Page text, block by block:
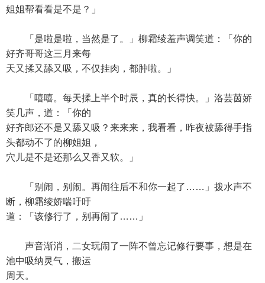
姐姐帮看看是不是？」
「是啦是啦，当然是了。」柳霜绫羞声调笑道：「你的
好齐哥哥这三月来每
天又揉又舔又吸，不仅挂肉，都肿啦。」
「嘻嘻。每天揉上半个时辰，真的长得快。」洛芸茵娇
笑几声，道：「你的
好齐郎还不是又舔又吸？来来来，我看看，昨夜被舔得手指
头都动不了的柳姐姐，
穴儿是不是还那么又香又软。」
「别闹，别闹。再闹往后不和你一起了……」拨水声不
断，柳霜绫娇喘吁吁
道：「该修行了，别再闹了……」
声音渐消，二女玩闹了一阵不曾忘记修行要事，想是在
池中吸纳灵气，搬运
周天。